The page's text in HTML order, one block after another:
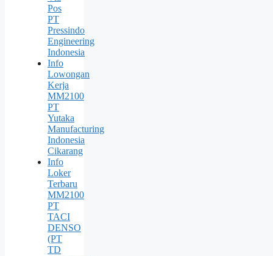
Pos
PT
Pressindo
Engineering
Indonesia
Info
Lowongan
Kerja
MM2100
PT
Yutaka
Manufacturing
Indonesia
Cikarang
Info
Loker
Terbaru
MM2100
PT
TACI
DENSO
(PT
TD